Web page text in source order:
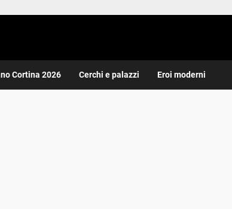
Cortina 2026 Cerchi e palazzi Eroi moderni